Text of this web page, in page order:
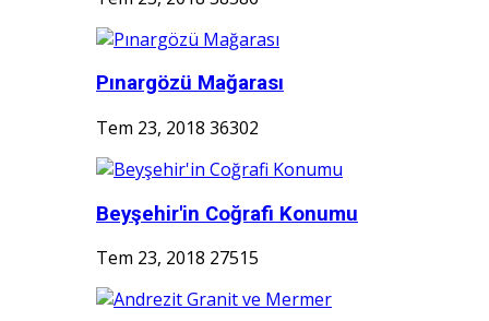
Pınargözü Mağarası
Tem 23, 2018 36302
Beyşehir'in Coğrafi Konumu
Tem 23, 2018 27515